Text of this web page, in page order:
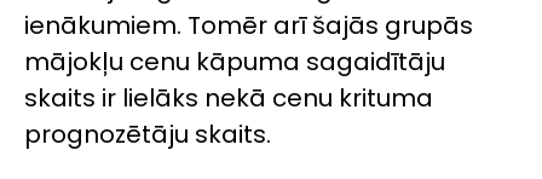
ienākumiem. Tomēr arī šajās grupās
mājokļu cenu kāpuma sagaidītāju
skaits ir lielāks nekā cenu krituma
prognozētāju skaits.